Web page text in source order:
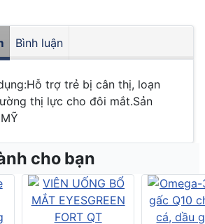
Bình luận
trợ trẻ bị cân thị, loạn
thị lực cho đôi mắt.Sản
cho bạn